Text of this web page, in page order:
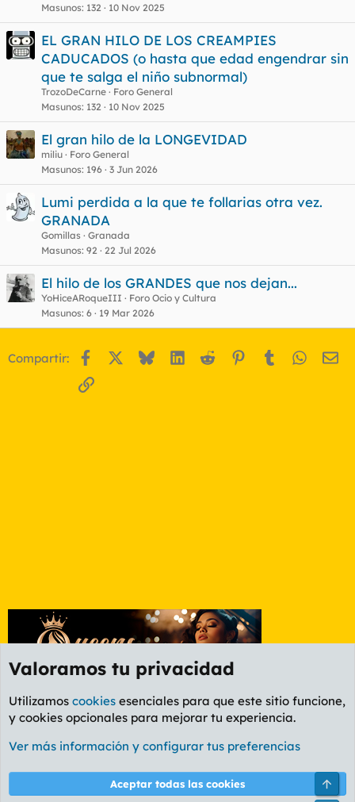
Masunos 132 10 Nov 2025
EL GRAN HILO DE LOS CREAMPIES
CADUCADOS (o hasta que edad engendrar sin
que te salga el niño subnormal)
TrozoDeCarne
Foro General
Masunos 132 10 Nov 2025
El gran hilo de la LONGEVIDAD
miliu
Foro General
Masunos 196 3 Jun 2026
Lumi perdida a la que te follarias otra vez.
GRANADA
Gomillas Granada
Masunos 92 22 Jul 2026
El hilo de los GRANDES que nos dejan...
YoHiceARoqueIII
Foro Ocio y Cultura
Masunos 6 19 Mar 2026
Compartir: Facebook BlueskyLinkedIn
Reddit Pinterest
Tumblr
Enlace
Foro General
Cookies
PL OLDSTYLE AMARILLO
Términos y reglas Política de privacidad Ayuda
Valoramos tu privacidad
Utilizamos cookies esenciales para que este sitio funcione,
y cookies opcionales para mejorar tu experiencia.
Ver más información y configurar tus preferencias
Aceptar todas las cookies